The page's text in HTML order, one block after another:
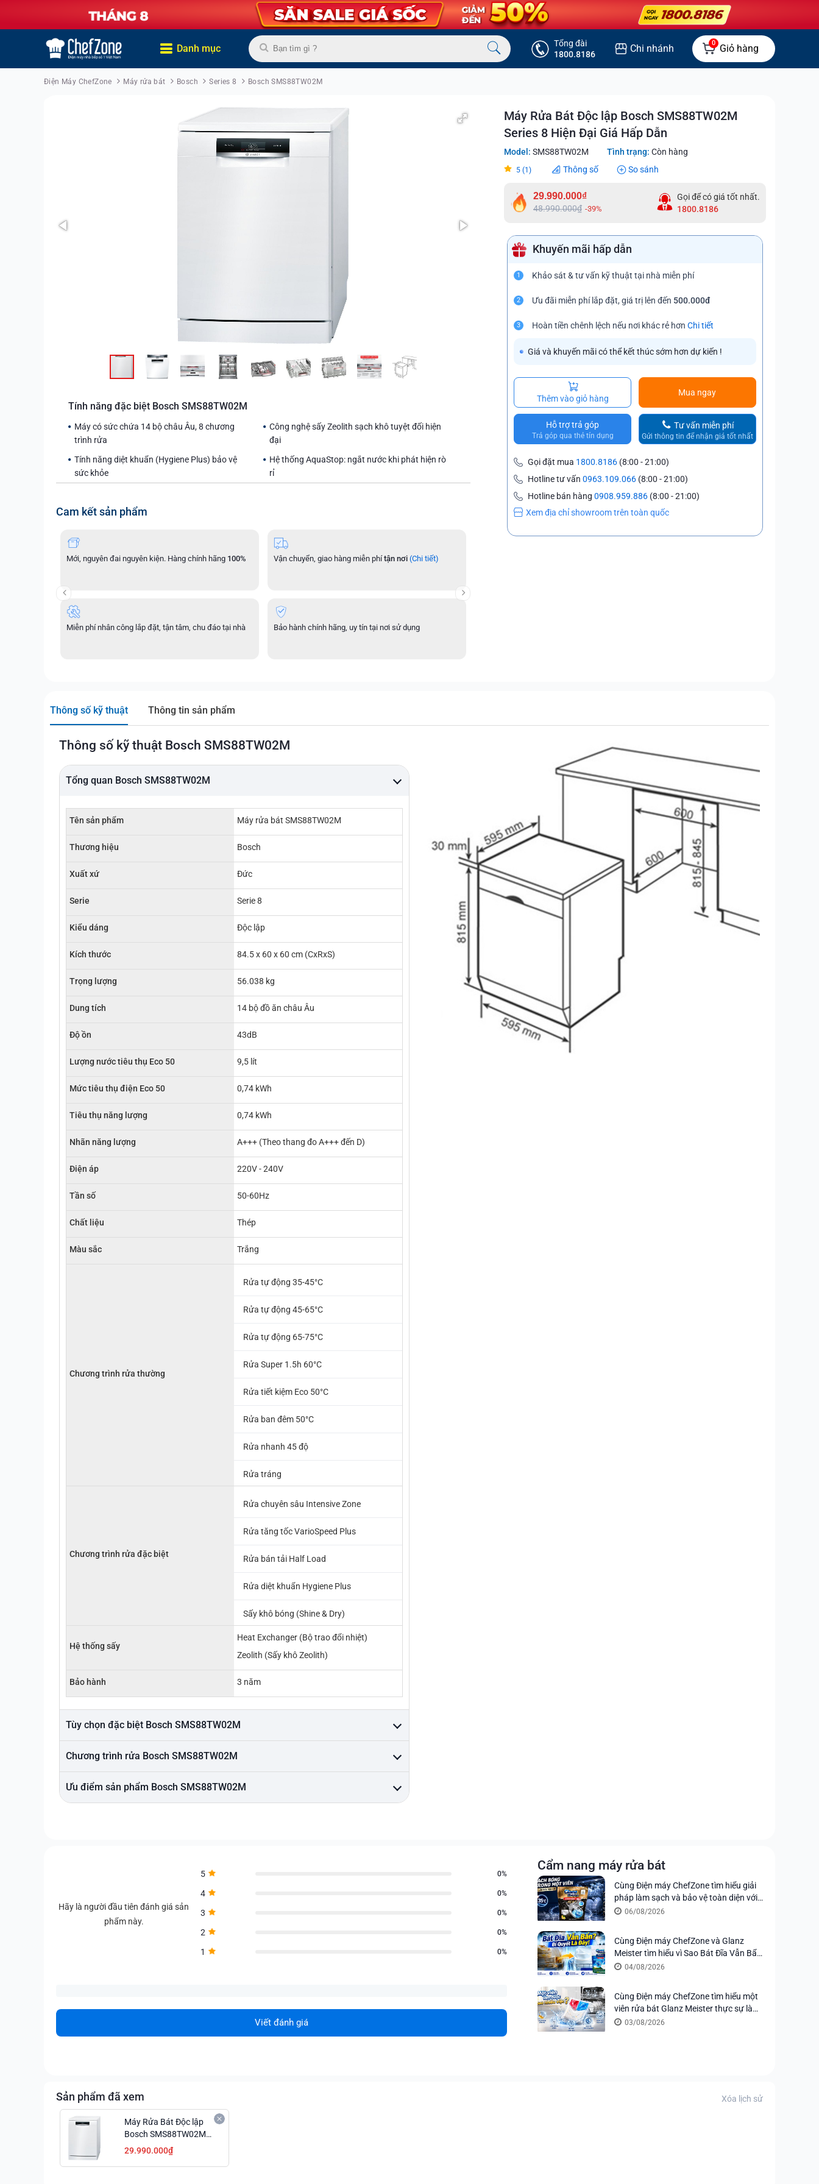
Danh mục
Tổng đài
1800.8186
Chi nhánh 0 Giỏ hàng
Điện Máy ChefZone Máy rửa bát Bosch Series 8 Bosch SMS88TW02M
Tính năng đặc biệt Bosch SMS88TW02M
Máy có sức chứa 14 bộ châu Âu, 8 chương
trình rửa
Công nghệ sấy Zeolith sạch khô tuyệt đối hiện
đại
Tính năng diệt khuẩn (Hygiene Plus) bảo vệ
sức khỏe
Hệ thống AquaStop: ngắt nước khi phát hiện rò
rỉ
Cam kết sản phẩm
Mới, nguyên đai nguyên kiện. Hàng chính hãng 100% Vận chuyển, giao hàng miễn phítận nơi (Chi tiết)
Miễn phí nhân công lắp đặt, tận tâm, chu đáo tại nhà Bảo hành chính hãng, uy tín tại nơi sử dụng
Máy Rửa Bát Độc lập Bosch SMS88TW02M
Series 8 Hiện Đại Giá Hấp Dẫn
Model: SMS88TW02M Tình trạng: Còn hàng
5 (1) Thông số So sánh
29.990.000₫
48.990.000₫ -39%
Gọi để có giá tốt nhất.
1800.8186
Khuyến mãi hấp dẫn
1 Khảo sát & tư vấn kỹ thuật tại nhà miễn phí
2 Ưu đãi miễn phí lắp đặt, giá trị lên đến 500.000đ
3 Hoàn tiền chênh lệch nếu nơi khác rẻ hơn Chi tiết
Giá và khuyến mãi có thể kết thúc sớm hơn dự kiến !
Thêm vào giỏ hàng
Mua ngay
Hỗ trợ trả góp
Trả góp qua thẻ tín dụng
Tư vấn miễn phí
Gửi thông tin để nhận giá tốt nhất
Gọi đặt mua 1800.8186 (8:00 - 21:00)
Hotline tư vấn 0963.109.066 (8:00 - 21:00)
Hotline bán hàng 0908.959.886 (8:00 - 21:00)
Xem địa chỉ showroom trên toàn quốc
Thông số kỹ thuật Thông tin sản phẩm
Thông số kỹ thuật Bosch SMS88TW02M
Tổng quan Bosch SMS88TW02M
Tên sản phẩm Máy rửa bát SMS88TW02M
Thương hiệu Bosch
Xuất xứ Đức
Serie Serie 8
Kiểu dáng Độc lập
Kích thước 84.5 x 60 x 60 cm (CxRxS)
Trọng lượng 56.038 kg
Dung tích 14 bộ đồ ăn châu Âu
Độ ồn 43dB
Lượng nước tiêu thụ Eco 50 9,5 lít
Mức tiêu thụ điện Eco 50 0,74 kWh
Tiêu thụ năng lượng 0,74 kWh
Nhãn năng lượng A+++ (Theo thang đo A+++ đến D)
Điện áp 220V - 240V
Tần số 50-60Hz
Chất liệu Thép
Màu sắc Trắng
Chương trình rửa thường
Rửa tự động 35-45°C
Rửa tự động 45-65°C
Rửa tự động 65-75°C
Rửa Super 1.5h 60°C
Rửa tiết kiệm Eco 50°C
Rửa ban đêm 50°C
Rửa nhanh 45 độ
Rửa tráng
Chương trình rửa đặc biệt
Rửa chuyên sâu Intensive Zone
Rửa tăng tốc VarioSpeed Plus
Rửa bán tải Half Load
Rửa diệt khuẩn Hygiene Plus
Sấy khô bóng (Shine & Dry)
Hệ thống sấy
Heat Exchanger (Bộ trao đổi nhiệt)
Zeolith (Sấy khô Zeolith)
Bảo hành 3 năm
Tùy chọn đặc biệt Bosch SMS88TW02M
Chương trình rửa Bosch SMS88TW02M
Ưu điểm sản phẩm Bosch SMS88TW02M
Hãy là người đầu tiên đánh giá sản
phẩm này.
5 0%
4 0%
3 0%
2 0%
1 0%
Viết đánh giá
Cẩm nang máy rửa bát
Cùng Điện máy ChefZone tìm hiểu giải
pháp làm sạch và bảo vệ toàn diện với
viên rửa chén Glanz Meister All in 1
06/08/2026
Cùng Điện máy ChefZone và Glanz
Meister tìm hiểu vì Sao Bát Đĩa Vẫn Bẩn
Sau Khi Rửa Máy? Bí Quyết Nằm Ở Viên
04/08/2026
Cùng Điện máy ChefZone tìm hiểu một
viên rửa bát Glanz Meister thực sự làm
được bao nhiêu việc?
03/08/2026
Sản phẩm đã xem Xóa lịch sử
Máy Rửa Bát Độc lập
Bosch SMS88TW02M
Series 8 Hiện Đại Giá
29.990.000₫